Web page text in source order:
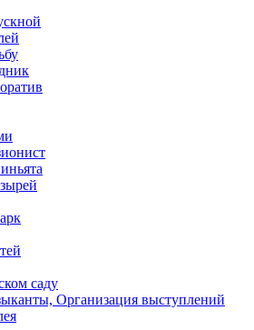
саду
Организация выступлений